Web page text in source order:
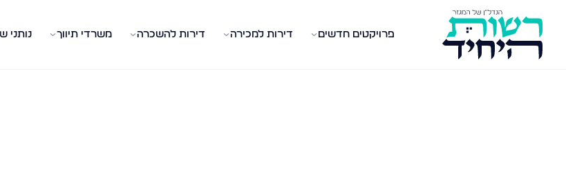
פרויקטים חדשים דירות למכירה דירות להשכרה משרדי תיווך נותני